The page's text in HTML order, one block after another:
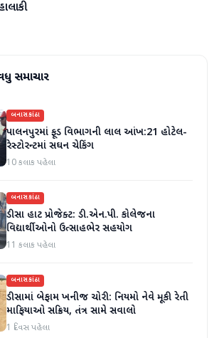
સમાચાર
બનાસકાંઠા
પાલનપુરમાં ફૂડ વિભાગની લાલ આંખ:21 હોટેલ-
રેસ્ટોરન્ટમાં સઘન ચેકિંગ
10 કલાક પહેલા
બનાસકાંઠા
ડીસા હાટ પ્રોજેક્ટ: ડી.એન.પી. કોલેજના
વિદ્યાર્થીઓનો ઉત્સાહભેર સહયોગ
11 કલાક પહેલા
બનાસકાંઠા
ડીસામાં બેફામ ખનીજ ચોરી: નિયમો નેવે મૂકી રેતી
માફિયાઓ સક્રિય, તંત્ર સામે સવાલો
1 દિવસ પહેલા